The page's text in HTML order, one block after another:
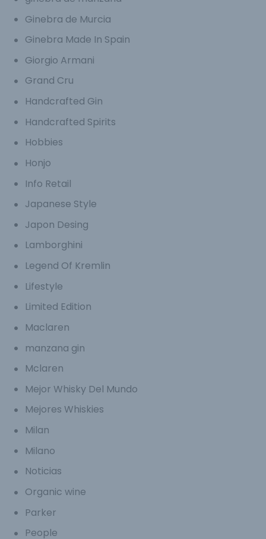
Ginebra de Murcia
Ginebra Made In Spain
Giorgio Armani
Grand Cru
Handcrafted Gin
Handcrafted Spirits
Hobbies
Honjo
Info Retail
Japanese Style
Japon Desing
Lamborghini
Legend Of Kremlin
Lifestyle
Limited Edition
Maclaren
manzana gin
Mclaren
Mejor Whisky Del Mundo
Mejores Whiskies
Milan
Milano
Noticias
Organic wine
Parker
People